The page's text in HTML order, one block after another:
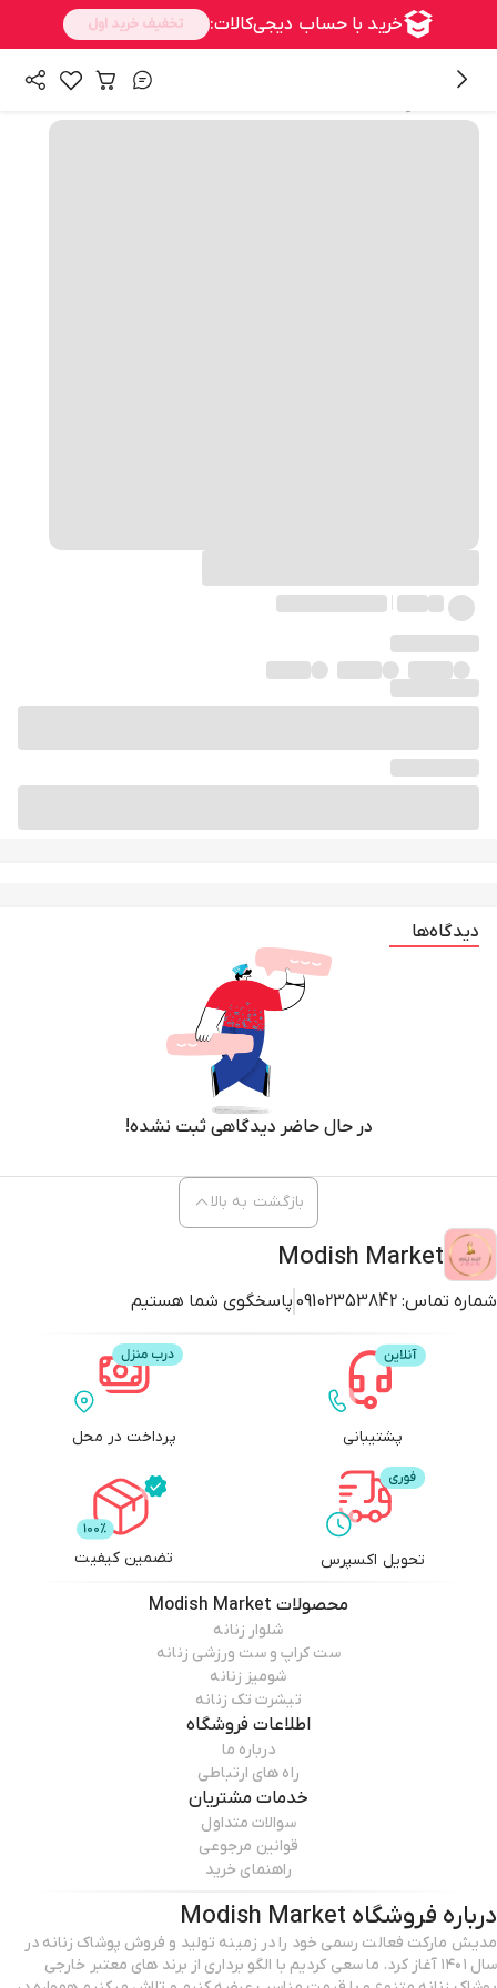
دیدگاه‌ها
در حال حاضر دیدگاهی ثبت نشده!
Modish Market
شماره تماس: 09102353842 پاسخگوی شما هستیم
بازگشت به بالا
پشتیبانی پرداخت در محل
تحویل اکسپرس تضمین کیفیت
محصولات Modish Market
شلوار زنانه
ست کراپ و ست ورزشی زنانه
شومیز زنانه
تیشرت تک زنانه
اطلاعات فروشگاه
درباره ما
راه های ارتباطی
خدمات مشتریان
سوالات متداول
قوانین مرجوعی
راهنمای خرید
درباره فروشگاه Modish Market
مدیش مارکت فعالت رسمی خود را در زمینه تولید و فروش پوشاک زنانه در
سال ۱۴۰۱ آغاز کرد. ما سعی کردیم با الگو برداری از برند های معتبر خارجی